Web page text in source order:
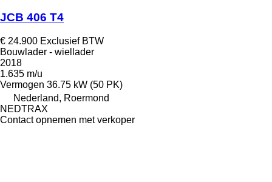
JCB 406 T4
€ 24.900 Exclusief BTW
Bouwlader - wiellader
2018
1.635 m/u
Vermogen 36.75 kW (50 PK)
Nederland, Roermond
NEDTRAX
Contact opnemen met verkoper